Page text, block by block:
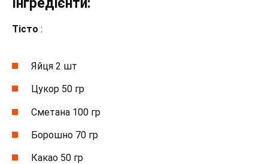
Інгредієнти:
Тісто :
Яйця 2 шт
Цукор 50 гр
Сметана 100 гр
Борошно 70 гр
Какао 50 гр